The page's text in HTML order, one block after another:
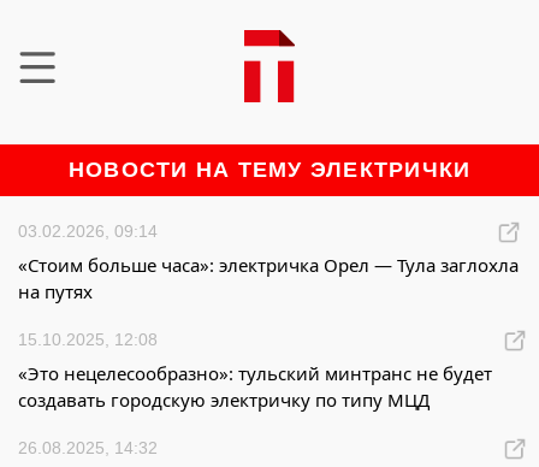
НОВОСТИ НА ТЕМУ ЭЛЕКТРИЧКИ
03.02.2026, 09:14
«Стоим больше часа»: электричка Орел — Тула заглохла
на путях
15.10.2025, 12:08
«Это нецелесообразно»: тульский минтранс не будет
создавать городскую электричку по типу МЦД
26.08.2025, 14:32